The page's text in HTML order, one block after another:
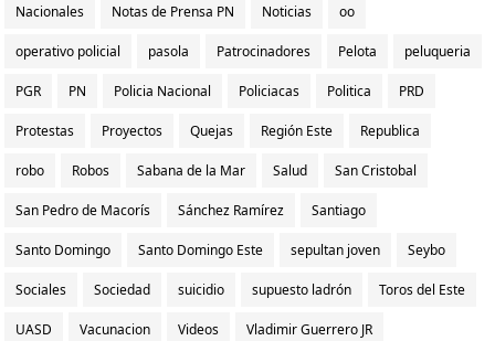
Nacionales Notas de Prensa PN Noticias oo
operativo policial pasola Patrocinadores Pelota peluqueria
PGR PN Policia Nacional Policiacas Politica PRD
Protestas Proyectos Quejas Región Este Republica
robo Robos Sabana de la Mar Salud San Cristobal
San Pedro de Macorís Sánchez Ramírez Santiago
Santo Domingo Santo Domingo Este sepultan joven Seybo
Sociales Sociedad suicidio supuesto ladrón Toros del Este
UASD Vacunacion Videos Vladimir Guerrero JR